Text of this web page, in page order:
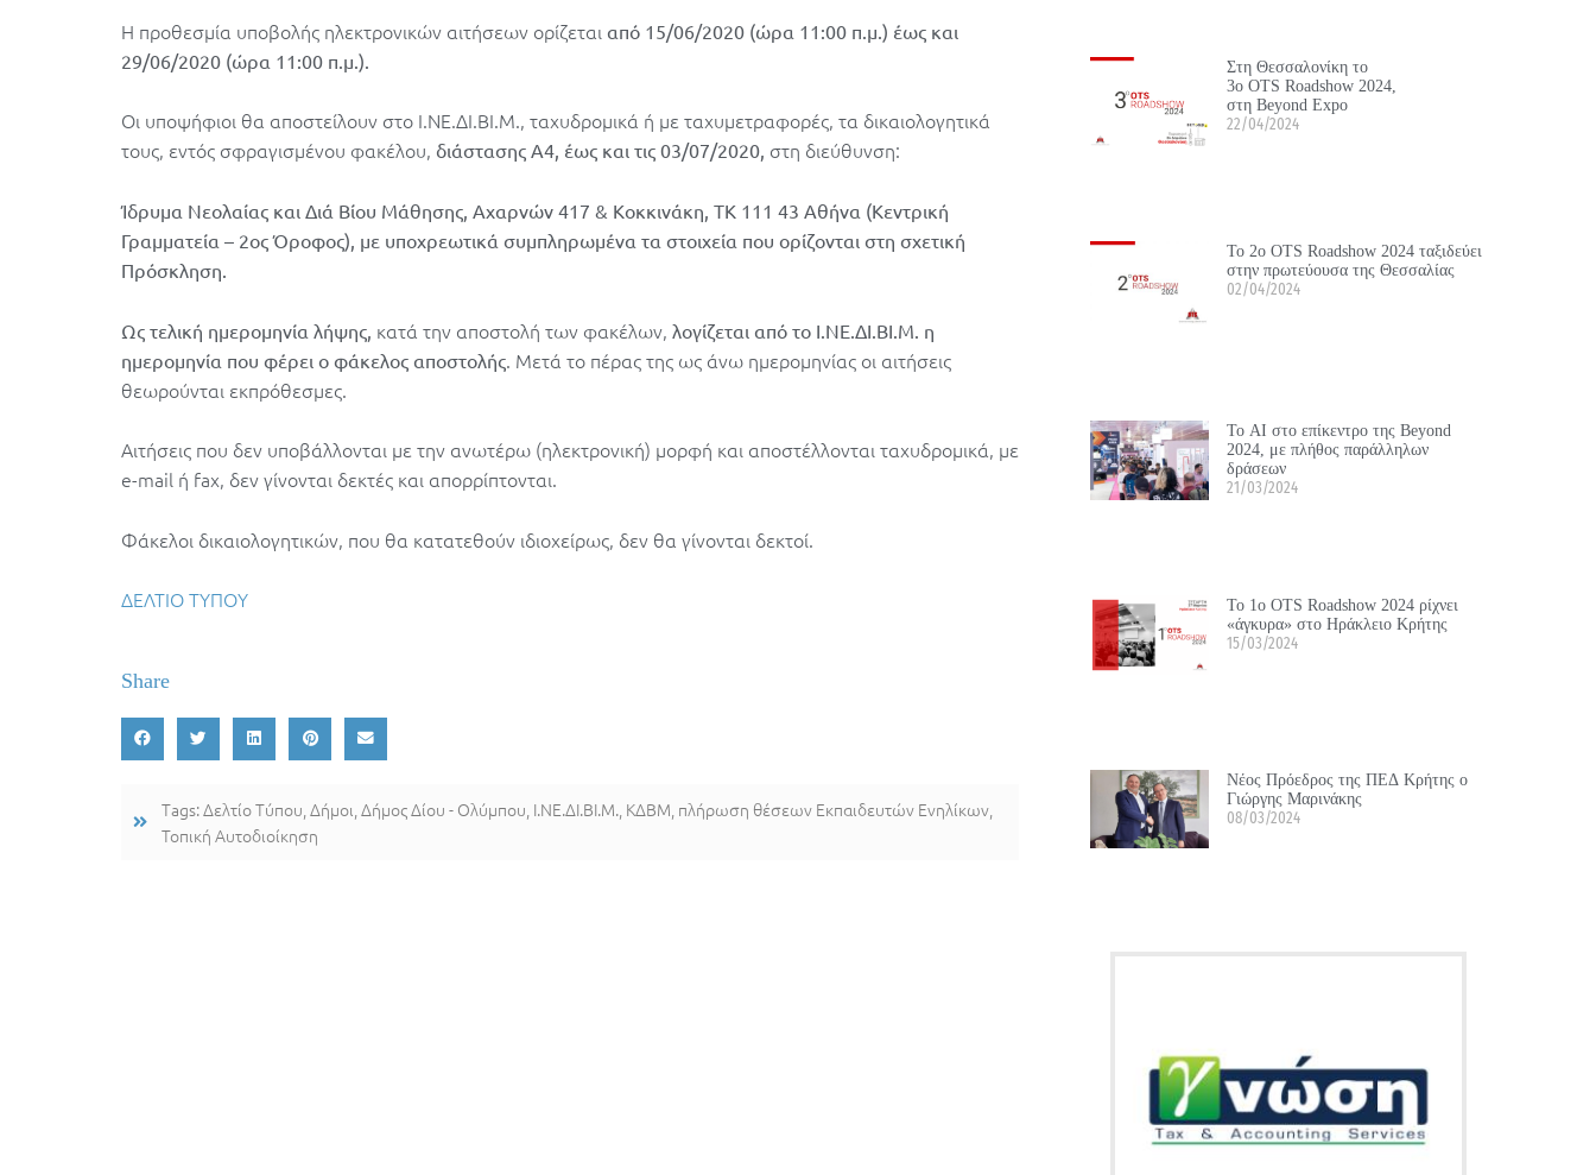
Η προθεσμία υποβολής ηλεκτρονικών αιτήσεων ορίζεται από 15/06/2020 (ώρα 11:00 π.μ.) έως και
29/06/2020 (ώρα 11:00 π.μ.).
Οι υποψήφιοι θα αποστείλουν στο Ι.ΝΕ.ΔΙ.ΒΙ.Μ., ταχυδρομικά ή με ταχυμετραφορές, τα δικαιολογητικά
τους, εντός σφραγισμένου φακέλου, διάστασης Α4, έως και τις 03/07/2020, στη διεύθυνση:
Ίδρυμα Νεολαίας και Διά Βίου Μάθησης, Αχαρνών 417 & Κοκκινάκη, ΤΚ 111 43 Αθήνα (Κεντρική
Γραμματεία – 2ος Όροφος), με υποχρεωτικά συμπληρωμένα τα στοιχεία που ορίζονται στη σχετική
Πρόσκληση.
Ως τελική ημερομηνία λήψης, κατά την αποστολή των φακέλων, λογίζεται από το Ι.ΝΕ.ΔΙ.ΒΙ.Μ. η
ημερομηνία που φέρει ο φάκελος αποστολής. Μετά το πέρας της ως άνω ημερομηνίας οι αιτήσεις
θεωρούνται εκπρόθεσμες.
Αιτήσεις που δεν υποβάλλονται με την ανωτέρω (ηλεκτρονική) μορφή και αποστέλλονται ταχυδρομικά, με
e-mail ή fax, δεν γίνονται δεκτές και απορρίπτονται.
Φάκελοι δικαιολογητικών, που θα κατατεθούν ιδιοχείρως, δεν θα γίνονται δεκτοί.
ΔΕΛΤΙΟ ΤΥΠΟΥ
Share
Tags:Δελτίο Τύπου Δήμοι Δήμος Δίου - Ολύμπου Ι.ΝΕ.ΔΙ.ΒΙ.Μ. ΚΔΒΜ πλήρωση θέσεων Εκπαιδευτών Ενηλίκων
Τοπική Αυτοδιοίκηση
Στη Θεσσαλονίκη το
3ο OTS Roadshow 2024,
στη Beyond Expo
22/04/2024
Το 2ο OTS Roadshow 2024 ταξιδεύει
στην πρωτεύουσα της Θεσσαλίας
02/04/2024
Το ΑΙ στο επίκεντρο της Beyond
2024, με πλήθος παράλληλων
δράσεων
21/03/2024
Το 1ο OTS Roadshow 2024 ρίχνει
«άγκυρα» στο Ηράκλειο Κρήτης
15/03/2024
Νέος Πρόεδρος της ΠΕΔ Κρήτης ο
Γιώργης Μαρινάκης
08/03/2024